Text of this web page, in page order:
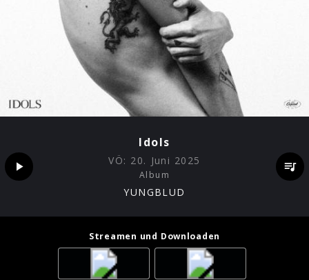
Idols
VÖ: 20. Juni 2025
Album
YUNGBLUD
Streamen und Downloaden